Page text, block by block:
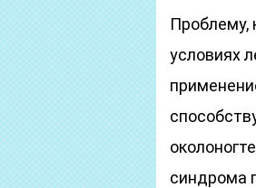
Проблему,
условиях
синдрома